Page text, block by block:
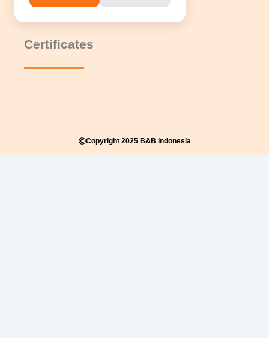
Certificates
Copyright 2025 B&B Indonesia